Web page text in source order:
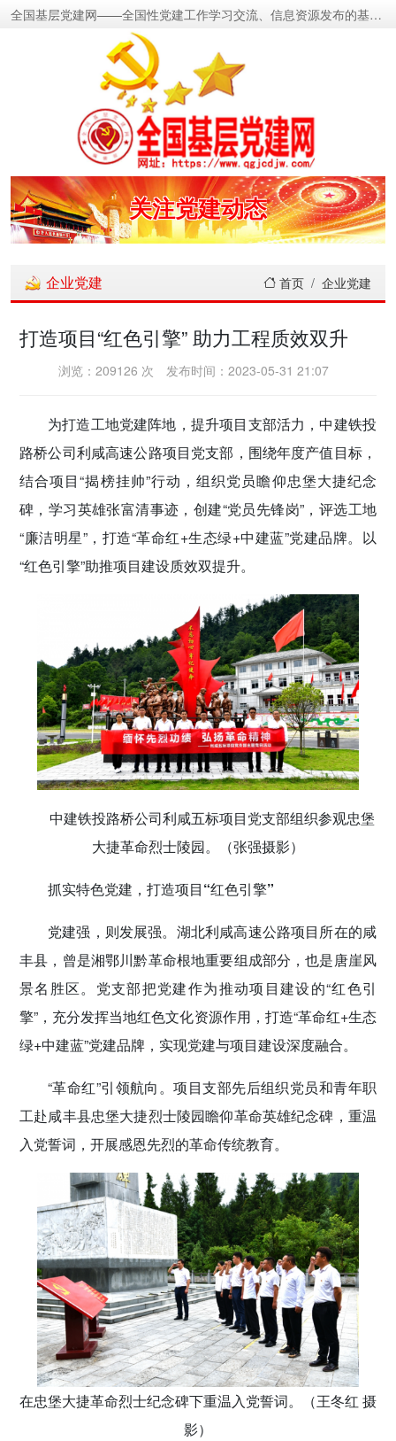
全国基层党建网——全国性党建工作学习交流、信息资源发布的基层党建新闻门户网
密切党群关系
传递党的声音
关注党建动态
传播党建理论
密切党群关系
传递党的声音
企业党建 首页 企业党建
打造项目“红色引擎” 助力工程质效双升
浏览：209126 次 发布时间：2023-05-31 21:07
为打造工地党建阵地，提升项目支部活力，中建铁投
路桥公司利咸高速公路项目党支部，围绕年度产值目标，
结合项目“揭榜挂帅”行动，组织党员瞻仰忠堡大捷纪念
碑，学习英雄张富清事迹，创建“党员先锋岗”，评选工地
“廉洁明星”，打造“革命红+生态绿+中建蓝”党建品牌。以
“红色引擎”助推项目建设质效双提升。
中建铁投路桥公司利咸五标项目党支部组织参观忠堡
大捷革命烈士陵园。（张强摄影）
抓实特色党建，打造项目“红色引擎”
党建强，则发展强。湖北利咸高速公路项目所在的咸
丰县，曾是湘鄂川黔革命根地重要组成部分，也是唐崖风
景名胜区。党支部把党建作为推动项目建设的“红色引
擎”，充分发挥当地红色文化资源作用，打造“革命红+生态
绿+中建蓝”党建品牌，实现党建与项目建设深度融合。
“革命红”引领航向。项目支部先后组织党员和青年职
工赴咸丰县忠堡大捷烈士陵园瞻仰革命英雄纪念碑，重温
入党誓词，开展感恩先烈的革命传统教育。
在忠堡大捷革命烈士纪念碑下重温入党誓词。（王冬红 摄
影）